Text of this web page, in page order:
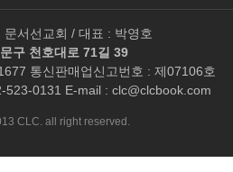
서선교회 / 대표 : 박영호
구 천호대로 71길 39
통신판매업신고번호 : 제07106호
523-0131 E-mail : clc@clcbook.com
CLC. all right reserved.